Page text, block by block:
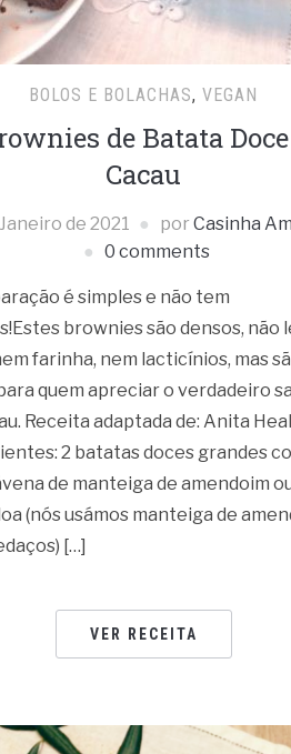
BOLOS E BOLACHAS, VEGAN
de Batata
Cacau
de 2021 por Casinha
0 comments
é simples e não tem
brownies são densos, não
farinha, nem lacticínios, mas
quem apreciar o verdadeiro
Receita adaptada de: Anita
2 batatas doces grandes
de manteiga de amendoim
(nós usámos manteiga de
[…]
VER RECEITA